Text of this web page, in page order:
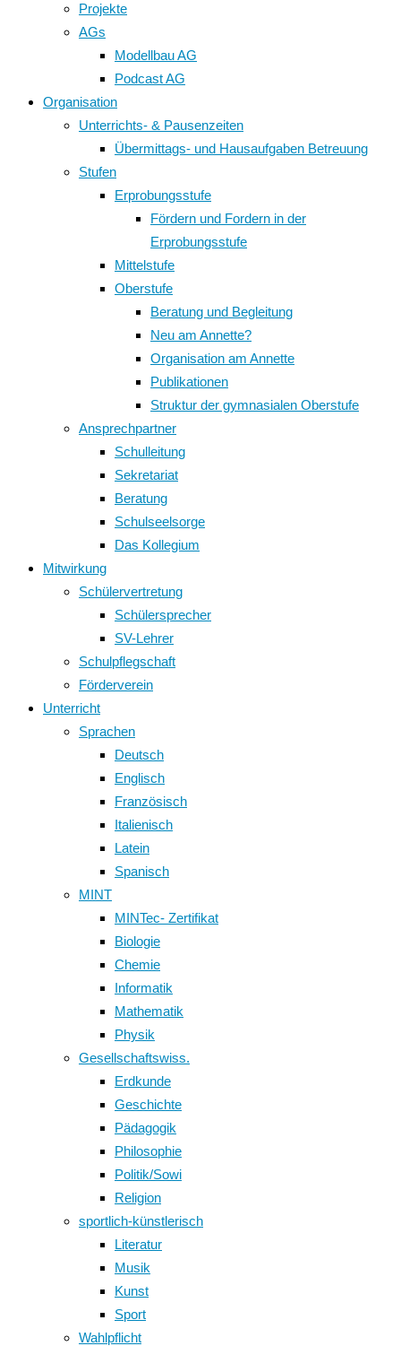
Projekte
AGs
Modellbau AG
Podcast AG
Organisation
Unterrichts- & Pausenzeiten
Übermittags- und Hausaufgaben Betreuung
Stufen
Erprobungsstufe
Fördern und Fordern in der
Erprobungsstufe
Mittelstufe
Oberstufe
Beratung und Begleitung
Neu am Annette?
Organisation am Annette
Publikationen
Struktur der gymnasialen Oberstufe
Ansprechpartner
Schulleitung
Sekretariat
Beratung
Schulseelsorge
Das Kollegium
Mitwirkung
Schülervertretung
Schülersprecher
SV-Lehrer
Schulpflegschaft
Förderverein
Unterricht
Sprachen
Deutsch
Englisch
Französisch
Italienisch
Latein
Spanisch
MINT
MINTec- Zertifikat
Biologie
Chemie
Informatik
Mathematik
Physik
Gesellschaftswiss.
Erdkunde
Geschichte
Pädagogik
Philosophie
Politik/Sowi
Religion
sportlich-künstlerisch
Literatur
Musik
Kunst
Sport
Wahlpflicht